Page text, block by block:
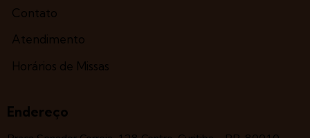
Contato
Atendimento
Horários de Missas
Endereço